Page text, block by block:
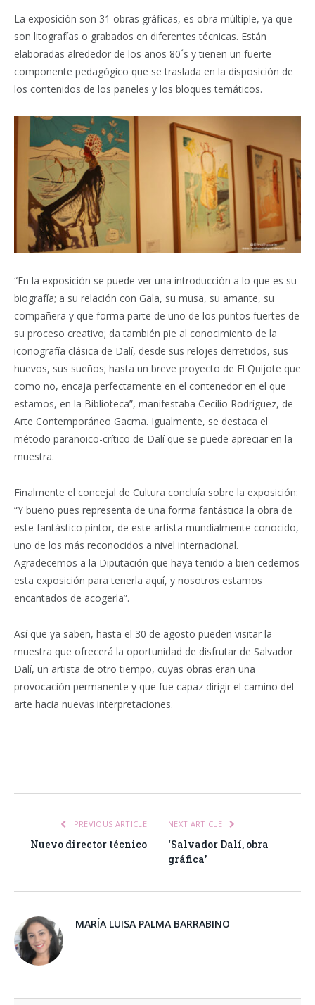
La exposición son 31 obras gráficas, es obra múltiple, ya que
son litografías o grabados en diferentes técnicas. Están
elaboradas alrededor de los años 80´s y tienen un fuerte
componente pedagógico que se traslada en la disposición de
los contenidos de los paneles y los bloques temáticos.
“En la exposición se puede ver una introducción a lo que es su
biografía; a su relación con Gala, su musa, su amante, su
compañera y que forma parte de uno de los puntos fuertes de
su proceso creativo; da también pie al conocimiento de la
iconografía clásica de Dalí, desde sus relojes derretidos, sus
huevos, sus sueños; hasta un breve proyecto de El Quijote que
como no, encaja perfectamente en el contenedor en el que
estamos, en la Biblioteca”, manifestaba Cecilio Rodríguez, de
Arte Contemporáneo Gacma. Igualmente, se destaca el
método paranoico-crítico de Dalí que se puede apreciar en la
muestra.
Finalmente el concejal de Cultura concluía sobre la exposición:
“Y bueno pues representa de una forma fantástica la obra de
este fantástico pintor, de este artista mundialmente conocido,
uno de los más reconocidos a nivel internacional.
Agradecemos a la Diputación que haya tenido a bien cedernos
esta exposición para tenerla aquí, y nosotros estamos
encantados de acogerla”.
Así que ya saben, hasta el 30 de agosto pueden visitar la
muestra que ofrecerá la oportunidad de disfrutar de Salvador
Dalí, un artista de otro tiempo, cuyas obras eran una
provocación permanente y que fue capaz dirigir el camino del
arte hacia nuevas interpretaciones.
PREVIOUS ARTICLE
Nuevo director técnico
NEXT ARTICLE
‘Salvador Dalí, obra
gráfica’
MARÍA LUISA PALMA BARRABINO